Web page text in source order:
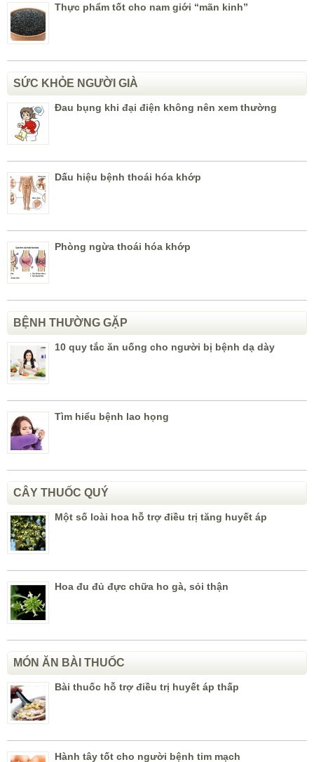
Thực phẩm tốt cho nam giới “mãn kinh”
SỨC KHỎE NGƯỜI GIÀ
Đau bụng khi đại điện không nên xem thường
Dấu hiệu bệnh thoái hóa khớp
Phòng ngừa thoái hóa khớp
BỆNH THƯỜNG GẶP
10 quy tắc ăn uống cho người bị bệnh dạ dày
Tìm hiểu bệnh lao họng
CÂY THUỐC QUÝ
Một số loài hoa hỗ trợ điều trị tăng huyết áp
Hoa đu đủ đực chữa ho gà, sỏi thận
MÓN ĂN BÀI THUỐC
Bài thuốc hỗ trợ điều trị huyết áp thấp
Hành tây tốt cho người bệnh tim mạch